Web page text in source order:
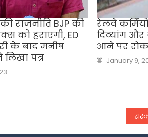
की राजनीति BJP की
को हराएगी, ED
के बाद मनीष
लिखा पत्र
रेलवे
द‍िव्‍यांग और
आने पर
Posted
on
January 9,